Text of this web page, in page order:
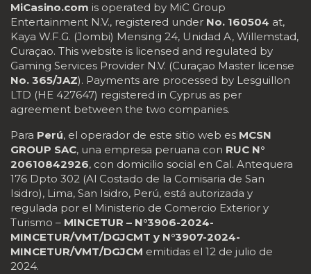
MiCasino.com is operated by MiC Group
Entertainment N.V., registered under No. 160504 at,
Kaya W.F.G. (Jombi) Mensing 24, Unidad A, Willemstad,
Curaçao. This website is licensed and regulated by
Gaming Services Provider N.V. (Curaçao Master license
No. 365/JAZ). Payments are processed by Lesguillon
LTD (HE 427647) registered in Cyprus as per
agreement between the two companies.
Para Perú, el operador de este sitio web es MCSN
GROUP SAC, una empresa peruana con RUC N°
20610842926, con domicilio social en Cal. Antequera
176 Dpto 302 (Al Costado de la Comisaria de San
Isidro), Lima, San Isidro, Perú, está autorizada y
regulada por el Ministerio de Comercio Exterior y
Turismo – MINCETUR – N°3906-2024-
MINCETUR/VMT/DGJCMT y N°3907-2024-
MINCETUR/VMT/DGJCM emitidas el 12 de julio de
2024.